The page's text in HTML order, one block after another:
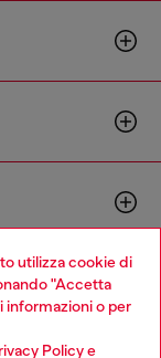
utilizza cookie di
"Accetta
informazioni o per
Policye